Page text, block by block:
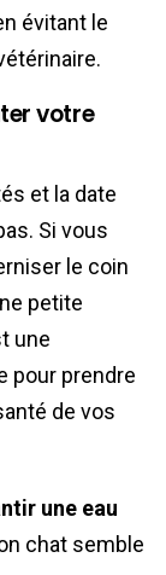
évitant le
votre
et la date
Si vous
le coin
petite
une
pour prendre
de vos
une eau
chat semble